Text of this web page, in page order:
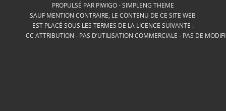
PROPULSÉ PAR PIWIGO-SIMPLENG THEME
SAUF MENTION CONTRAIRE, LE CONTENU DE CE SITE WEB
EST PLACÉ SOUS LES TERMES DE LA LICENCE SUIVANTE :
CC ATTRIBUTION - PAS D’UTILISATION COMMERCIALE - PAS DE